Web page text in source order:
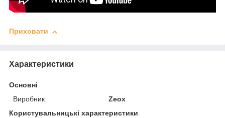
Приховати
Характеристики
Основні
Виробник
Zeox
Користувальницькі характеристики